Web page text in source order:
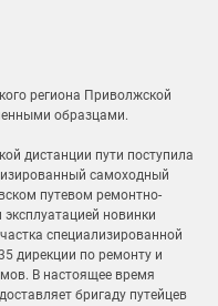
региона Приволжской
образцами.
дистанции пути поступила
самоходный
путевом ремонтно-
новинки
специализированной
дирекции по ремонту и
В настоящее время
бригаду путейцев